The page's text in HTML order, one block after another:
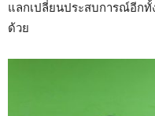
แลกเปลี่ยนประสบการณ์อีกทั้
ด้วย